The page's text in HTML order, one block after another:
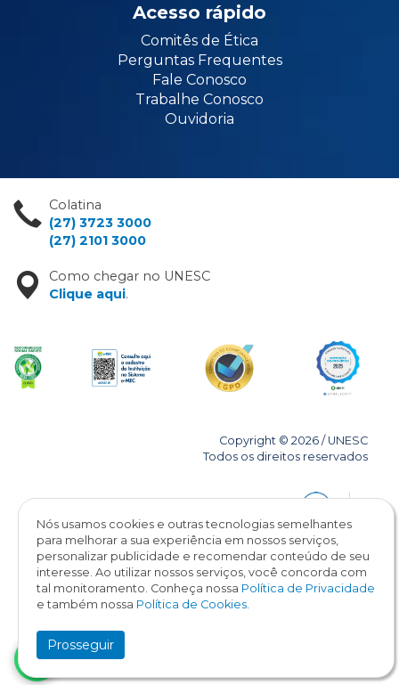
Acesso rápido
Comitês de Ética
Perguntas Frequentes
Fale Conosco
Trabalhe Conosco
Ouvidoria
Colatina
(27) 3723 3000
(27) 2101 3000
Como chegar no UNESC
Clique aqui.
Copyright © 2026 / UNESC
Todos os direitos reservados
Nós usamos cookies e outras tecnologias semelhantes
para melhorar a sua experiência em nossos serviços,
personalizar publicidade e recomendar conteúdo de seu
interesse. Ao utilizar nossos serviços, você concorda com
tal monitoramento. Conheça nossa Política de Privacidade
e também nossa Política de Cookies.
Prosseguir